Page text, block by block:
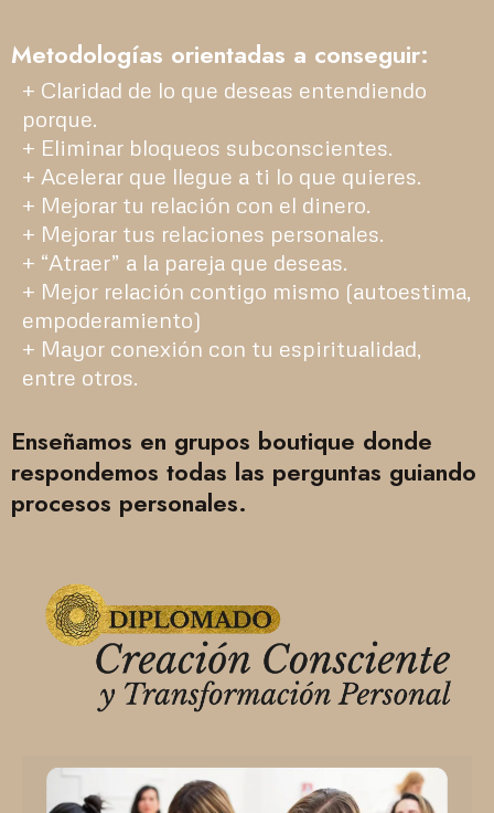
Metodologías orientadas a conseguir:
+ Claridad de lo que deseas entendiendo
porque.
+ Eliminar bloqueos subconscientes.
+ Acelerar que llegue a ti lo que quieres.
+ Mejorar tu relación con el dinero.
+ Mejorar tus relaciones personales.
+ “Atraer” a la pareja que deseas.
+ Mejor relación contigo mismo (autoestima,
empoderamiento)
+ Mayor conexión con tu espiritualidad,
entre otros.
Enseñamos en grupos boutique donde
respondemos todas las perguntas guiando
procesos personales.